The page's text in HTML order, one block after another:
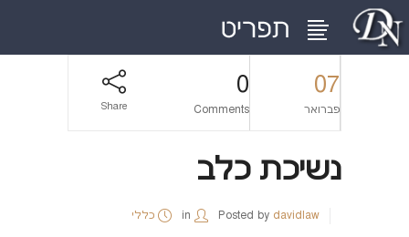
07
פברואר
0
Comments
Share
נשיכת כלב
Posted by davidlaw
in כללי